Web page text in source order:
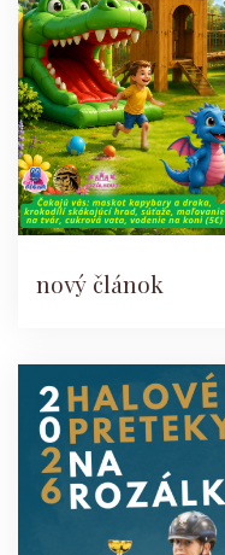
nový článok